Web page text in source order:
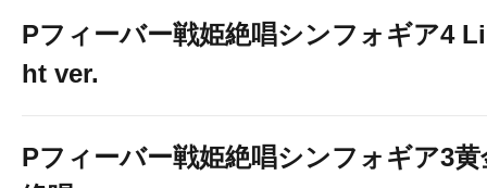
Pフィーバー戦姫絶唱シンフォギア4
ht ver.
Pフィーバー戦姫絶唱シンフォギア3黄